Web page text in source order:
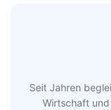
Seit Jahren
Wirtschaft